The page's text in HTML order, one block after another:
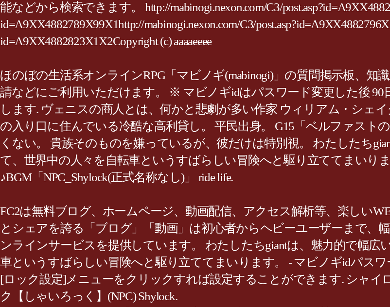
能などから検索できます。 http://mabinogi.nexon.com/C3/
id=A9XX4882789X99X1http://mabinogi.nexon.com/C3/
id=A9XX4882823X1X2Copyright (c) aaaaeeee
ほのぼの生活系オンラインRPG「マビノギ(mabinogi)」の質問掲示板、
請などにご利用いただけます。 ※ マビノギidはパスワード変更した後
します. ヴェニスの商人とは、何かと悲劇が多い作家 ウィリアム・シェ
の入り口に住んでいる冷酷な高利貸し。 平民出身。 G15「ベルファスト
くない。 貴族そのものを嫌っているが、彼だけは特別視。 わたしたち
て、世界中の人々を自転車というすばらしい冒険へと駆り立ててまいり
♪BGM「NPC_Shylock(正式名称なし)」 ride life.
FC2は無料ブログ、ホームページ、動画配信、アクセス解析等、楽しい
とシェアを誇る「ブログ」「動画」は初心者からヘビーユーザーまで、
ンラインサービスを提供しています。 わたしたちgiantは、魅力的で幅
車というすばらしい冒険へと駆り立ててまいります。 - マビノギidパス
[ロック設定]メニューをクリックすれば設定することができます. シャイ
ク【しゃいろっく】(NPC) Shylock.